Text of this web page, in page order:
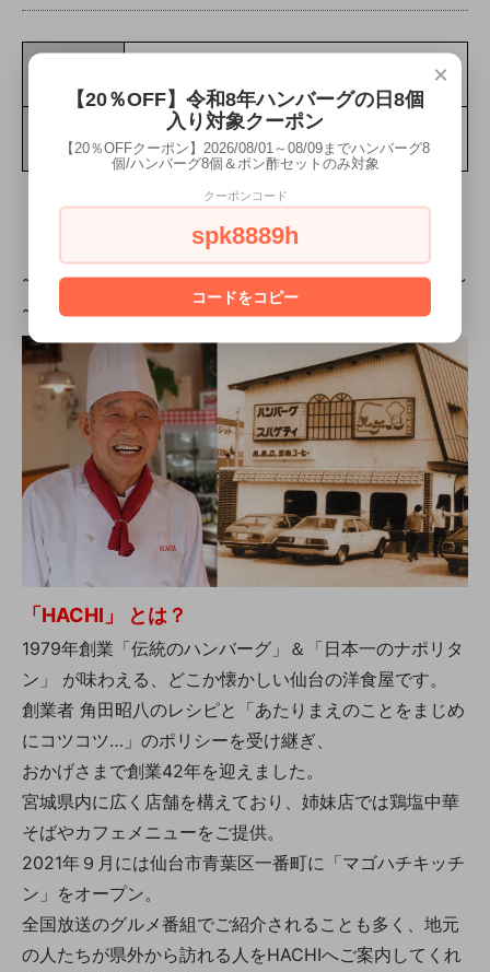
重量 192g
~~~~~~~~~~~~~~~~~~~~~~~~~~~~~~~~~~~~~
~~~~~~~~
「HACHI」 とは？
1979年創業「伝統のハンバーグ」＆「日本一のナポリタ
ン」 が味わえる、どこか懐かしい仙台の洋食屋です。
創業者 角田昭八のレシピと「あたりまえのことをまじめ
にコツコツ…」のポリシーを受け継ぎ、
おかげさまで創業42年を迎えました。
宮城県内に広く店舗を構えており、姉妹店では鶏塩中華
そばやカフェメニューをご提供。
2021年９月には仙台市青葉区一番町に「マゴハチキッチ
ン」をオープン。
全国放送のグルメ番組でご紹介されることも多く、地元
の人たちが県外から訪れる人をHACHIへご案内してくれ
×
【20％OFF】令和8年ハンバーグの日8個
入り対象クーポン
【20％OFFクーポン】2026/08/01～08/09までハンバーグ8
個/ハンバーグ8個＆ポン酢セットのみ対象
クーポンコード
spk8889h
コードをコピー